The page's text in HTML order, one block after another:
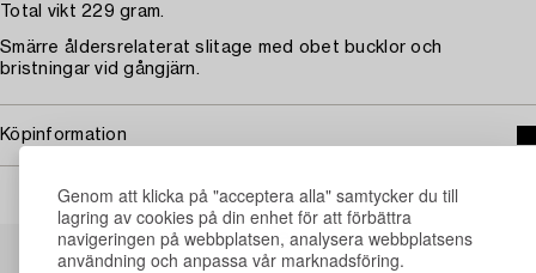
Genom att klicka på "acceptera alla" samtycker du till
lagring av cookies på din enhet för att förbättra
navigeringen på webbplatsen, analysera webbplatsens
användning och anpassa vår marknadsföring.
Total vikt 229 gram.
Smärre åldersrelaterat slitage med obet bucklor och
bristningar vid gångjärn.
Köpinformation
Andra har även tittat på